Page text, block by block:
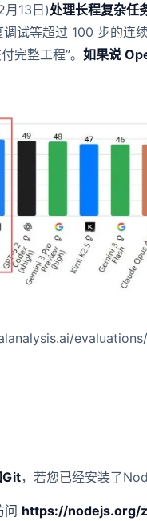
月13日)处理长程复杂任
试等超过 100 步的连
完整工程”。如果说
Git，若您已经安装了
问 https://nodejs.org/